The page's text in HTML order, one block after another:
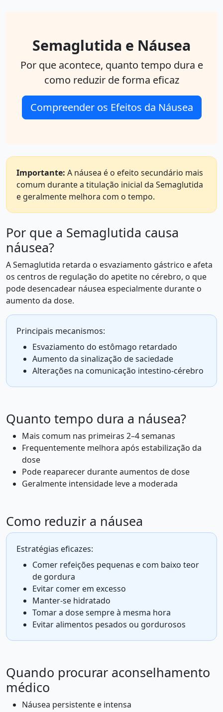
Semaglutida e Náusea
Por que acontece, quanto tempo dura e
como reduzir de forma eficaz
Compreender os Efeitos da Náusea
Importante: A náusea é o efeito secundário mais
comum durante a titulação inicial da Semaglutida
e geralmente melhora com o tempo.
Por que a Semaglutida causa
náusea?
A Semaglutida retarda o esvaziamento gástrico e afeta
os centros de regulação do apetite no cérebro, o que
pode desencadear náusea especialmente durante o
aumento da dose.
Principais mecanismos:
Esvaziamento do estômago retardado
Aumento da sinalização de saciedade
Alterações na comunicação intestino-cérebro
Quanto tempo dura a náusea?
Mais comum nas primeiras 2–4 semanas
Frequentemente melhora após estabilização da
dose
Pode reaparecer durante aumentos de dose
Geralmente intensidade leve a moderada
Como reduzir a náusea
Estratégias eficazes:
Comer refeições pequenas e com baixo teor
de gordura
Evitar comer em excesso
Manter-se hidratado
Tomar a dose sempre à mesma hora
Evitar alimentos pesados ou gordurosos
Quando procurar aconselhamento
médico
Náusea persistente e intensa